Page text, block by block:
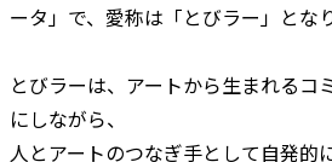
ータ」で、愛称は「とびラー」とな
とびラーは、アートから生まれるコ
にしながら、
人とアートのつなぎ手として自発的